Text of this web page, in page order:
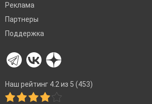
Реклама
Партнеры
Поддержка
Наш рейтинг 4.2 из 5 (453)